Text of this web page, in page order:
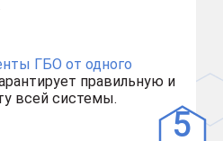
ГБО от одного
правильную и
всей системы.